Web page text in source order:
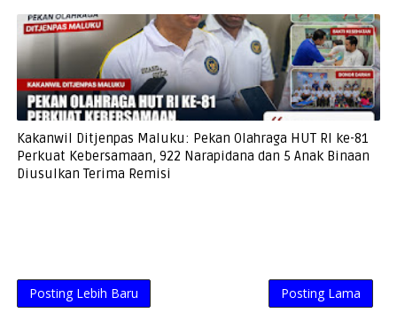
Kakanwil Ditjenpas Maluku: Pekan Olahraga HUT RI ke-81
Perkuat Kebersamaan, 922 Narapidana dan 5 Anak Binaan
Diusulkan Terima Remisi
Posting Lebih Baru Posting Lama